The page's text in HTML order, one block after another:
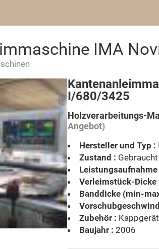
IMA
I/680/3425
Holzverarbeitungs-
Angebot)
Hersteller und Typ :
Zustand : Gebraucht
Leistungsaufnahme
Verleimstück-Dicke
Banddicke (min-
Zubehör :
Baujahr : 2006